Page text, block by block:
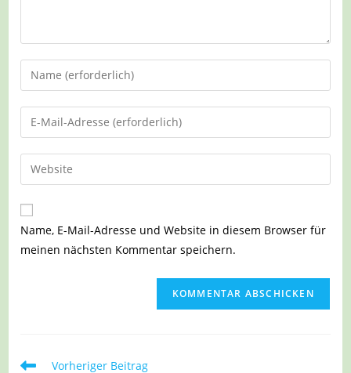
Gib
deinen
Namen
oder
zum
Kommentieren
ein
Gib
deine
E-
Mail-
zum
Kommentieren
ein
Gib
deine
Website-
URL
Name, E-Mail-Adresse und Website in diesem Browser für
meinen nächsten Kommentar speichern.
WeitereVorheriger Beitrag